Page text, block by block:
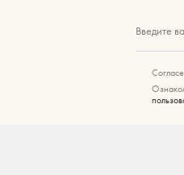
Введите